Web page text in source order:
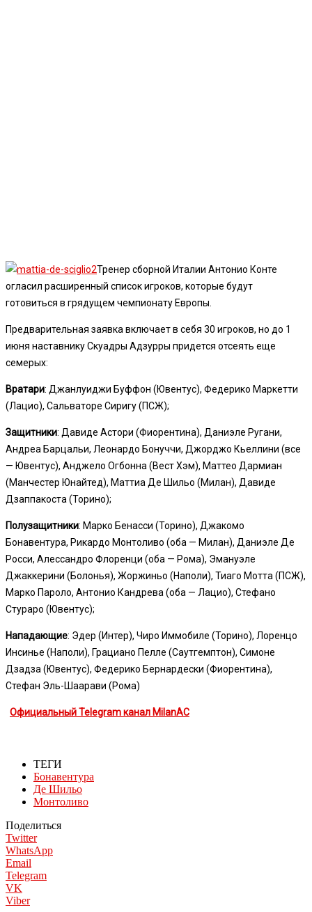
Тренер сборной Италии Антонио Конте
огласил расширенный список игроков, которые будут
готовиться в грядущем чемпионату Европы.
Предварительная заявка включает в себя 30 игроков, но до 1
июня наставнику Скуадры Адзурры придется отсеять еще
семерых:
Вратари: Джанлуиджи Буффон (Ювентус), Федерико Маркетти
(Лацио), Сальваторе Сиригу (ПСЖ);
Защитники: Давиде Астори (Фиорентина), Даниэле Ругани,
Андреа Барцальи, Леонардо Бонуччи, Джорджо Кьеллини (все
— Ювентус), Анджело Огбонна (Вест Хэм), Маттео Дармиан
(Манчестер Юнайтед), Маттиа Де Шильо (Милан), Давиде
Дзаппакоста (Торино);
Полузащитники: Марко Бенасси (Торино), Джакомо
Бонавентура, Рикардо Монтоливо (оба — Милан), Даниэле Де
Росси, Алессандро Флоренци (оба — Рома), Эмануэле
Джаккерини (Болонья), Жоржиньо (Наполи), Тиаго Мотта (ПСЖ),
Марко Пароло, Антонио Кандрева (оба — Лацио), Стефано
Стураро (Ювентус);
Нападающие: Эдер (Интер), Чиро Иммобиле (Торино), Лоренцо
Инсинье (Наполи), Грациано Пелле (Саутгемптон), Симоне
Дзадза (Ювентус), Федерико Бернардески (Фиорентина),
Стефан Эль-Шаарави (Рома)
Официальный Telegram канал MilanAC
ТЕГИ
Бонавентура
Де Шильо
Монтоливо
Поделиться
Twitter
WhatsApp
Email
Telegram
VK
Viber